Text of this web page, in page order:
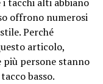
sono cruciali
tendenze e degli
moda
definiscono i
ruolo chiave nel
tacchi alti abbiano
offrono numerosi
Perché
articolo,
persone stanno
basso.